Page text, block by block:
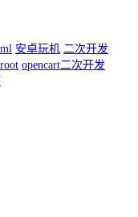
安卓玩机 二次开发
root opencart二次开发